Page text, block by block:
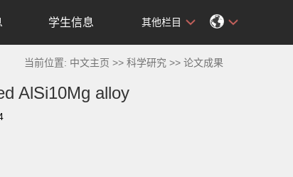
学生信息 其他栏目
当前位置: 中文主页 >>科学研究 >>论文成果
AlSi10Mg alloy